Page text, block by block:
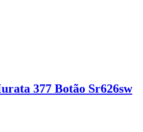
377 Botão Sr626sw